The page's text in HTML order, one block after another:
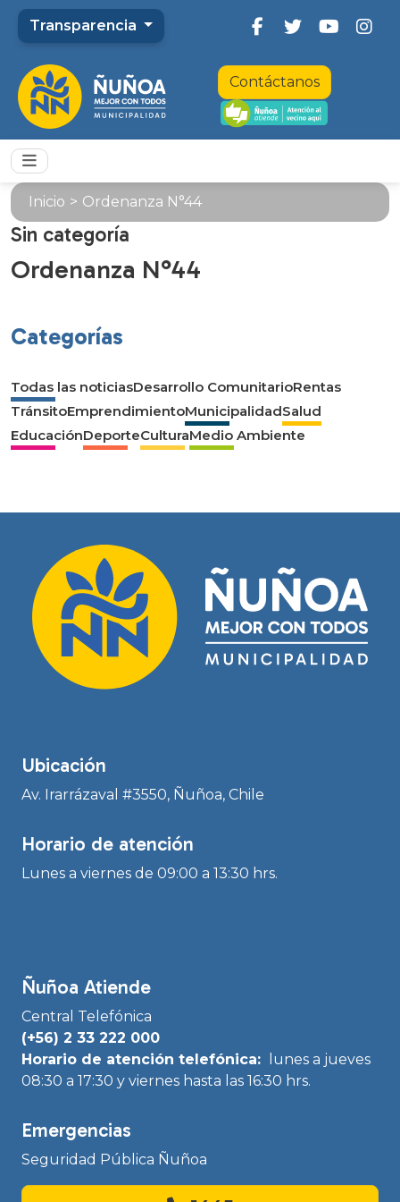
Transparencia
Contáctanos
Inicio > Ordenanza N°44
Sin categoría
Ordenanza N°44
Categorías
Todas las noticiasDesarrollo ComunitarioRentas
TránsitoEmprendimientoMunicipalidadSalud
EducaciónDeporteCulturaMedio Ambiente
Ubicación
Av. Irarrázaval #3550, Ñuñoa, Chile
Horario de atención
Lunes a viernes de 09:00 a 13:30 hrs.
Ñuñoa Atiende
Central Telefónica
(+56) 2 33 222 000
Horario de atención telefónica:
lunes a jueves
08:30 a 17:30 y viernes hasta las 16:30 hrs.
Emergencias
Seguridad Pública Ñuñoa